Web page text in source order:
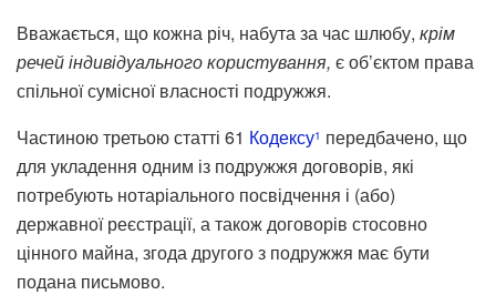
Вважається, що кожна річ, набута за час шлюбу, крім
речейіндивідуальногокористування, є об’єктом права
спільної сумісної власності подружжя.
Частиною третьою статті 61 Кодексу1 передбачено, що
для укладення одним із подружжя договорів, які
потребують нотаріального посвідчення і (або)
державної реєстрації, а також договорів стосовно
цінного майна, згода другого з подружжя має бути
подана письмово.